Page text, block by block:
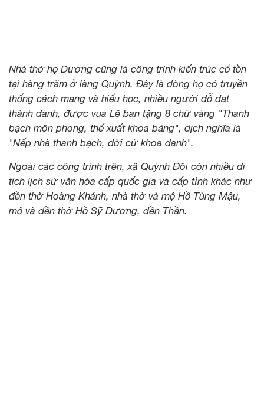
Nhà thờ họ Dương cũng là công trình kiến trúc cổ tồn
tại hàng trăm ở làng Quỳnh. Đây là dòng họ có truyền
thống cách mạng và hiếu học, nhiều người đỗ đạt
thành danh, được vua Lê ban tặng 8 chữ vàng "Thanh
bạch môn phong, thế xuất khoa bảng", dịch nghĩa là
"Nếp nhà thanh bạch, đời cử khoa danh".
Ngoài các công trình trên, xã Quỳnh Đôi còn nhiều di
tích lịch sử văn hóa cấp quốc gia và cấp tỉnh khác như
đền thờ Hoàng Khánh, nhà thờ và mộ Hồ Tùng Mậu,
mộ và đền thờ Hồ Sỹ Dương, đền Thần.